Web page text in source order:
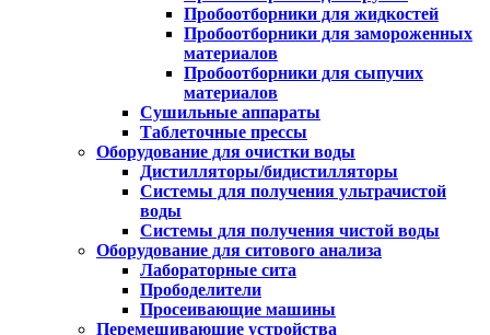
Пробоотборники для жидкостей
Пробоотборники для замороженных
материалов
Пробоотборники для сыпучих
материалов
Сушильные аппараты
Таблеточные прессы
Оборудование для очистки воды
Дистилляторы/бидистилляторы
Системы для получения ультрачистой
воды
Системы для получения чистой воды
Оборудование для ситового анализа
Лабораторные сита
Прободелители
Просеивающие машины
Перемешивающие устройства